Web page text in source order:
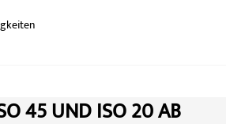
45 UND ISO 20 AB